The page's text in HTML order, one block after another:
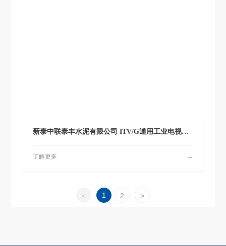
新泰中联泰丰水泥有限公司 ITV/G通用工业电视系
了解更多 →
< 1 2 >